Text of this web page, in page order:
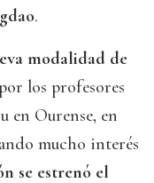
.
modalidad de
los profesores
en Ourense, en
mucho interés
se estrenó el